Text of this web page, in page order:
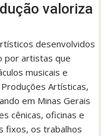
valoriza
desenvolvidos
por artistas que
musicais e
Artísticas,
em Minas Gerais
cênicas, oficinas e
fixos, os trabalhos